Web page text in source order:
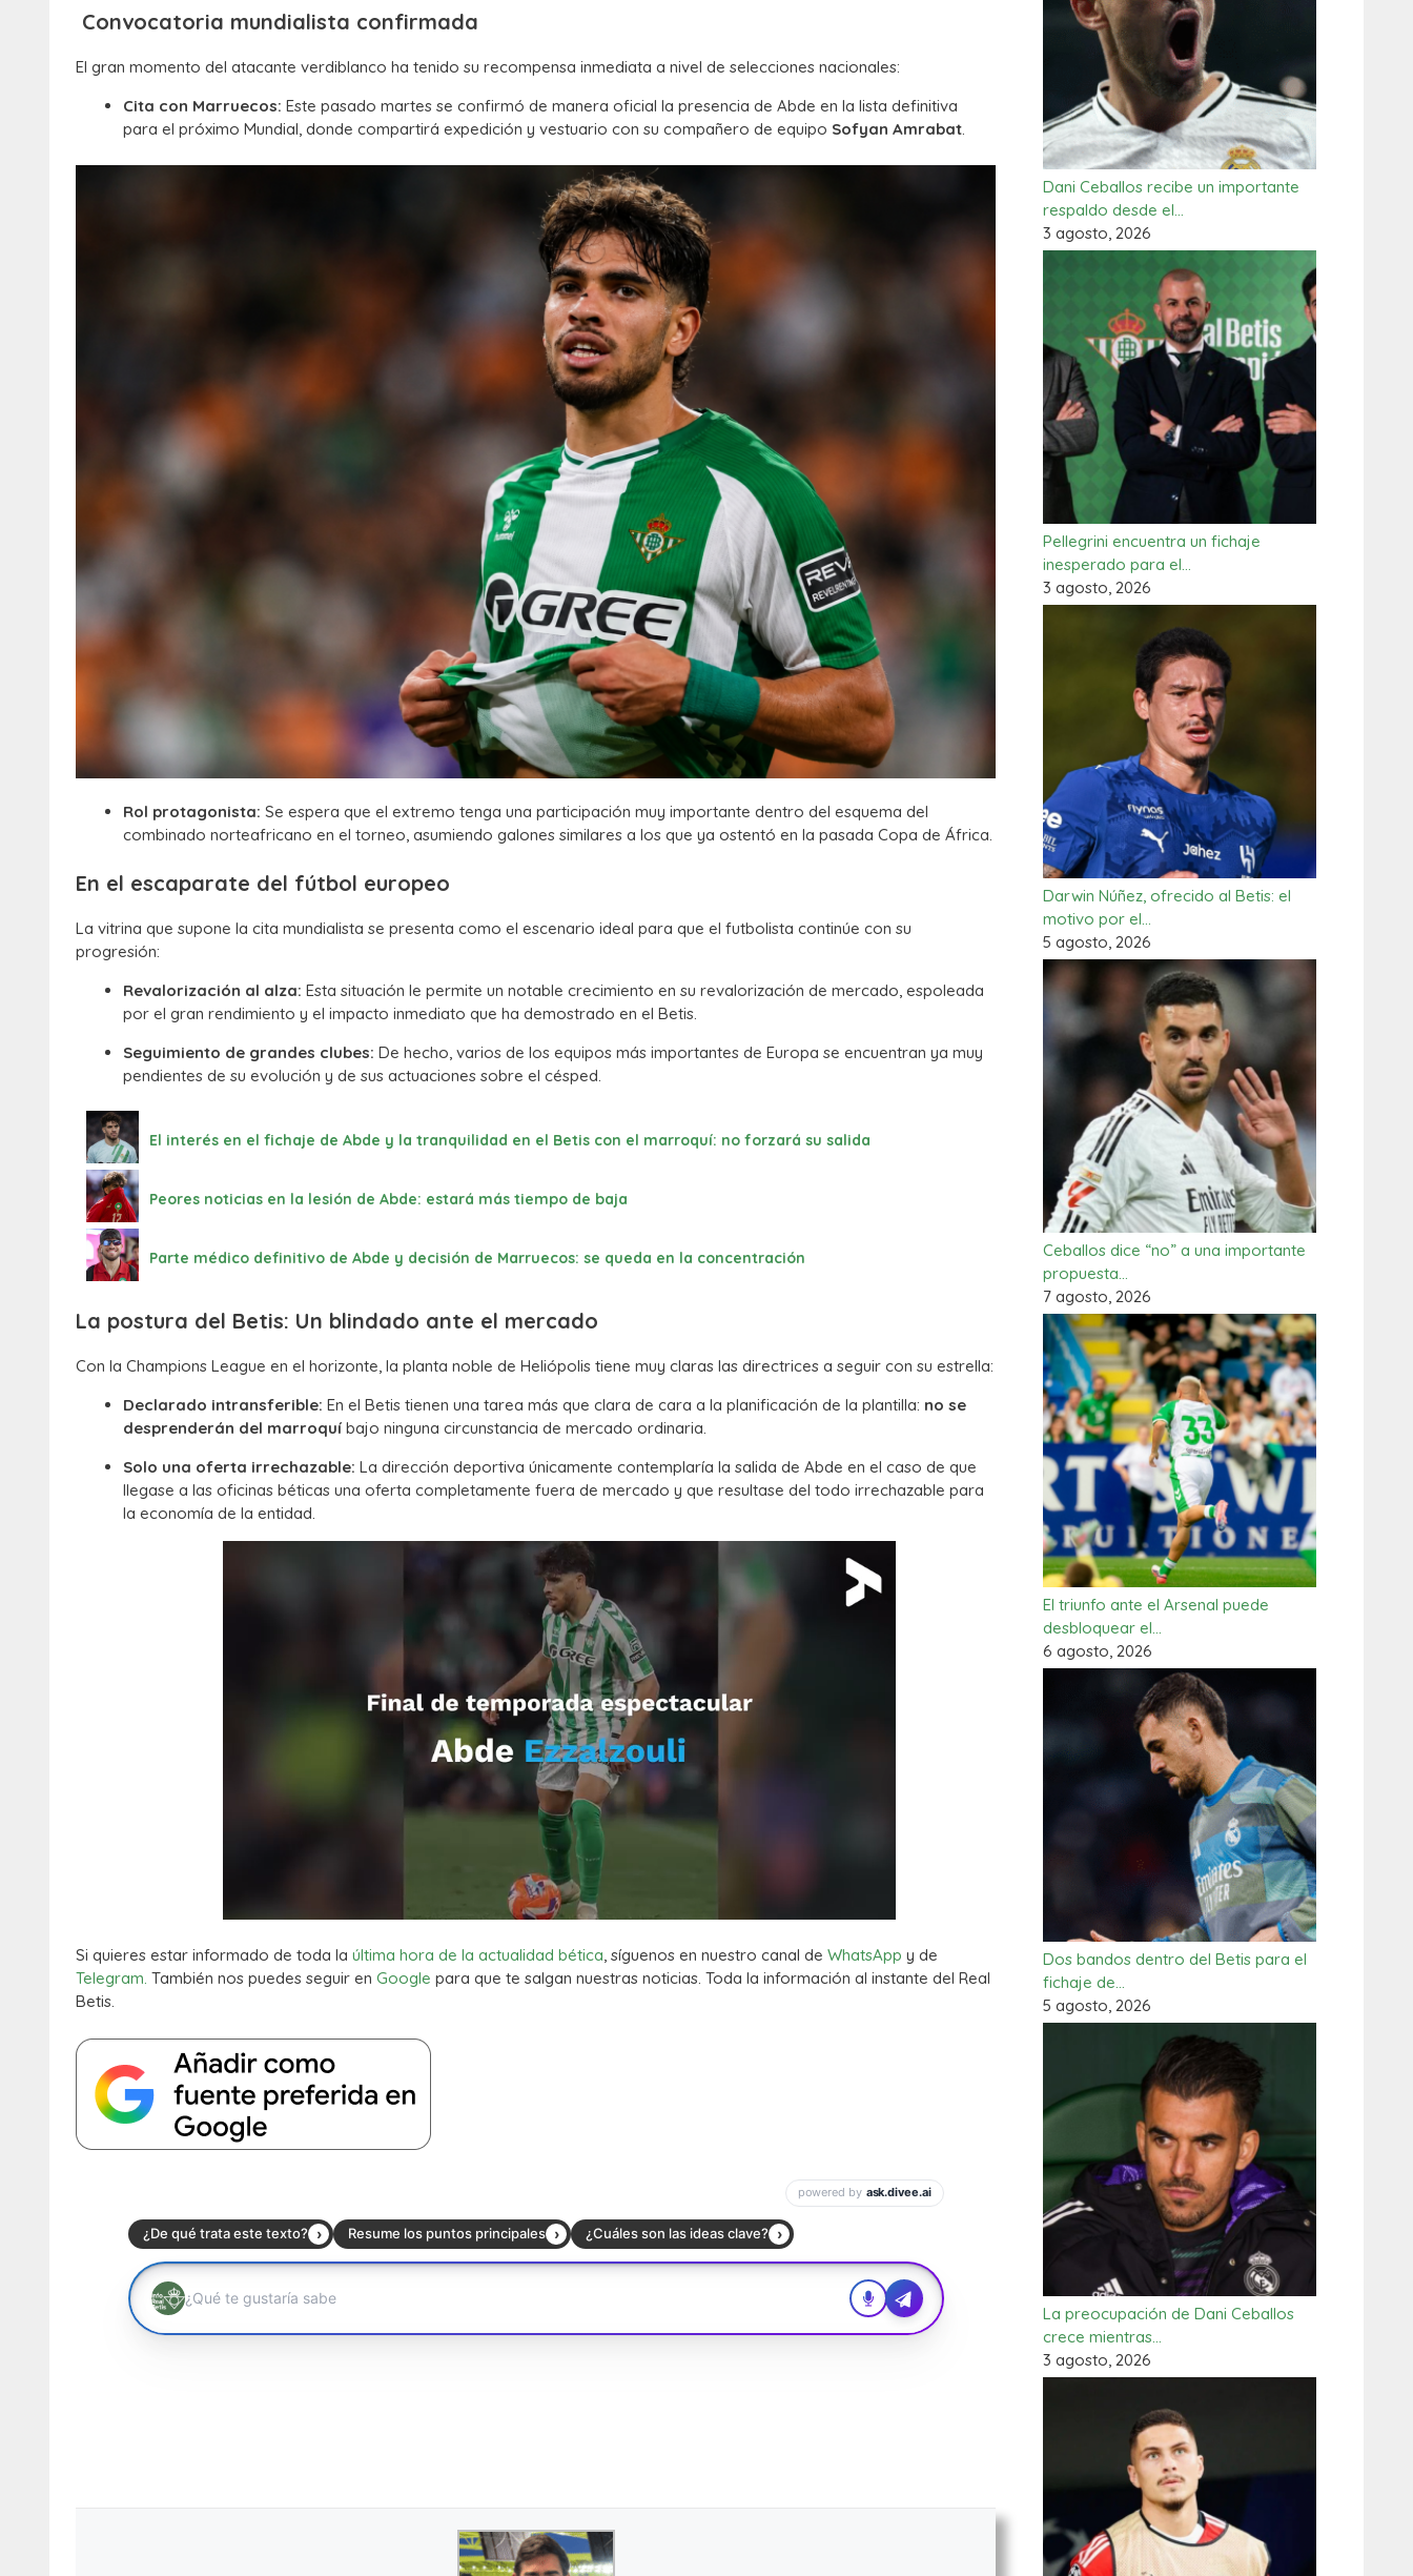
Convocatoria mundialista confirmada
El gran momento del atacante verdiblanco ha tenido su recompensa inmediata a nivel de selecciones nacionales:
Cita con Marruecos: Este pasado martes se confirmó de manera oficial la presencia de Abde en la lista definitiva
para el próximo Mundial, donde compartirá expedición y vestuario con su compañero de equipo Sofyan Amrabat.
Rol protagonista: Se espera que el extremo tenga una participación muy importante dentro del esquema del
combinado norteafricano en el torneo, asumiendo galones similares a los que ya ostentó en la pasada Copa de África.
En el escaparate del fútbol europeo
La vitrina que supone la cita mundialista se presenta como el escenario ideal para que el futbolista continúe con su
progresión:
Revalorización al alza: Esta situación le permite un notable crecimiento en su revalorización de mercado, espoleada
por el gran rendimiento y el impacto inmediato que ha demostrado en el Betis.
Seguimiento de grandes clubes: De hecho, varios de los equipos más importantes de Europa se encuentran ya muy
pendientes de su evolución y de sus actuaciones sobre el césped.
El interés en el fichaje de Abde y la tranquilidad en el Betis con el marroquí: no forzará su salida
Peores noticias en la lesión de Abde: estará más tiempo de baja
Parte médico definitivo de Abde y decisión de Marruecos: se queda en la concentración
La postura del Betis: Un blindado ante el mercado
Con la Champions League en el horizonte, la planta noble de Heliópolis tiene muy claras las directrices a seguir con su estrella:
Declarado intransferible: En el Betis tienen una tarea más que clara de cara a la planificación de la plantilla: no se
desprenderán del marroquí bajo ninguna circunstancia de mercado ordinaria.
Solo una oferta irrechazable: La dirección deportiva únicamente contemplaría la salida de Abde en el caso de que
llegase a las oficinas béticas una oferta completamente fuera de mercado y que resultase del todo irrechazable para
la economía de la entidad.
Si quieres estar informado de toda la última hora de la actualidad bética , síguenos en nuestro canal de WhatsApp y de
Telegram. También nos puedes seguir en Google para que te salgan nuestras noticias. Toda la información al instante del Real
Betis.
Dani Ceballos recibe un importante
respaldo desde el…
3 agosto, 2026
Pellegrini encuentra un fichaje
inesperado para el…
3 agosto, 2026
Darwin Núñez, ofrecido al Betis: el
motivo por el…
5 agosto, 2026
Ceballos dice “no” a una importante
propuesta…
7 agosto, 2026
El triunfo ante el Arsenal puede
desbloquear el…
6 agosto, 2026
Dos bandos dentro del Betis para el
fichaje de…
5 agosto, 2026
La preocupación de Dani Ceballos
crece mientras…
3 agosto, 2026